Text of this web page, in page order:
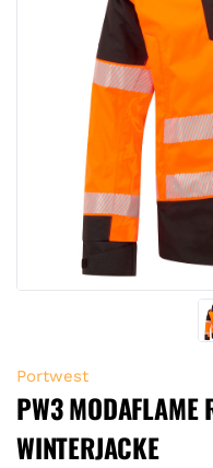
Portwest
PW3 MODAFLAME
WINTERJACKE